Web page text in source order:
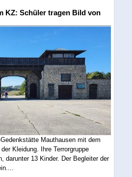
KZ: Schüler tragen Bild von
Mauthausen mit dem
Kleidung. Ihre Terrorgruppe
darunter 13 Kinder. Der Begleiter der